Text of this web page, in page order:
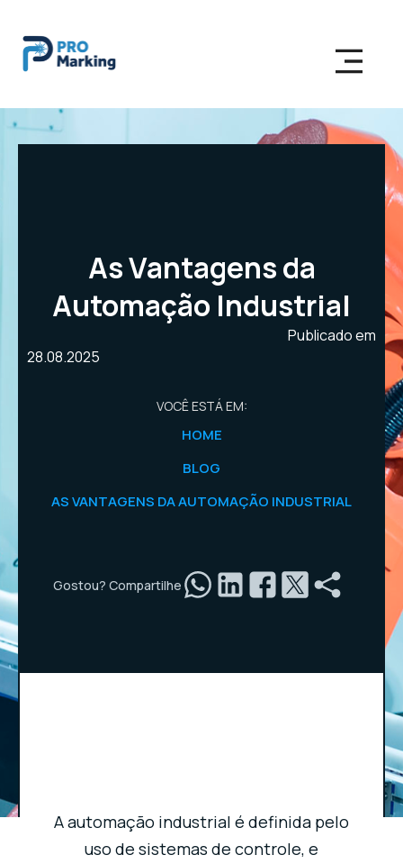
As Vantagens da
Automação Industrial
Publicado em
28.08.2025
VOCÊ ESTÁ EM:
HOME
BLOG
AS VANTAGENS DA AUTOMAÇÃO INDUSTRIAL
Gostou? Compartilhe
A automação industrial é definida pelo
uso de sistemas de controle, e